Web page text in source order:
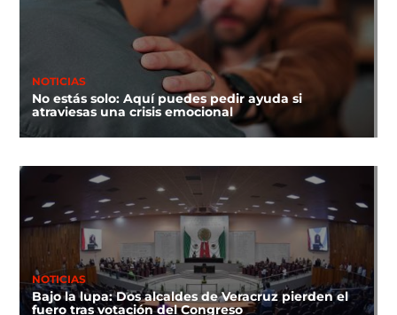
NOTICIAS
No estás solo: Aquí puedes pedir ayuda si
atraviesas una crisis emocional
NOTICIAS
Bajo la lupa: Dos alcaldes de Veracruz pierden el
fuero tras votación del Congreso